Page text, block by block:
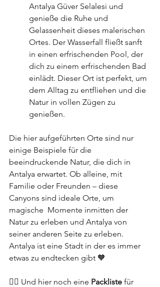
Antalya Güver Selalesi und
genieße die Ruhe und
Gelassenheit dieses malerischen
Ortes. Der Wasserfall fließt sanft
in einen erfrischenden Pool, der
dich zu einem erfrischenden Bad
einlädt. Dieser Ort ist perfekt, um
dem Alltag zu entfliehen und die
Natur in vollen Zügen zu
genießen.
Die hier aufgeführten Orte sind nur
einige Beispiele für die
beeindruckende Natur, die dich in
Antalya erwartet. Ob alleine, mit
Familie oder Freunden – diese
Canyons sind ideale Orte, um
magische  Momente inmitten der
Natur zu erleben und Antalya von
seiner anderen Seite zu erleben.
Antalya ist eine Stadt in der es immer
etwas zu endtecken gibt 🧡
👉🏼 Und hier noch eine Packliste für